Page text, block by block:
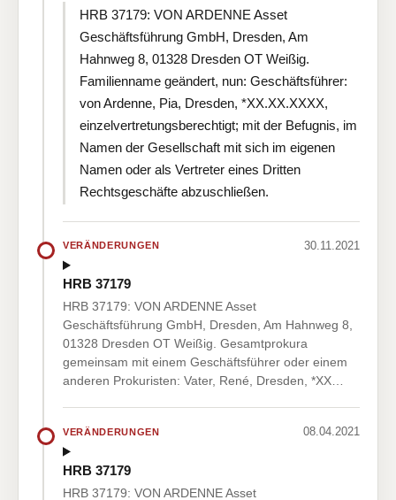
HRB 37179: VON ARDENNE Asset
Geschäftsführung GmbH, Dresden, Am
Hahnweg 8, 01328 Dresden OT Weißig.
Familienname geändert, nun: Geschäftsführer:
von Ardenne, Pia, Dresden, *XX.XX.XXXX,
einzelvertretungsberechtigt; mit der Befugnis, im
Namen der Gesellschaft mit sich im eigenen
Namen oder als Vertreter eines Dritten
Rechtsgeschäfte abzuschließen.
VERÄNDERUNGEN 30.11.2021
HRB 37179
HRB 37179: VON ARDENNE Asset
Geschäftsführung GmbH, Dresden, Am Hahnweg 8,
01328 Dresden OT Weißig. Gesamtprokura
gemeinsam mit einem Geschäftsführer oder einem
anderen Prokuristen: Vater, René, Dresden, *XX…
VERÄNDERUNGEN 08.04.2021
HRB 37179
HRB 37179: VON ARDENNE Asset